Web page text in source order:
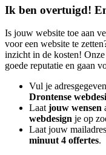
Ik ben overtuigd!
Is jouw website toe aan
voor een website te
inzicht in de kosten!
goede reputatie en gaan
Vul je
Drontense
Laat jouw wensen
webdesign je op
Laat jouw
minuut 4 offertes.